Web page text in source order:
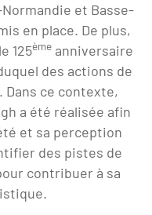
et Basse-
en place. De plus,
125ème anniversaire
des actions de
ce contexte,
a été réalisée afin
et sa perception
des pistes de
contribuer à sa